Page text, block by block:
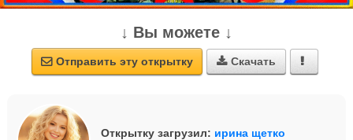
↓ Вы можете ↓
 Отправить эту открытку  Скачать 
Открытку загрузил: ирина щетко